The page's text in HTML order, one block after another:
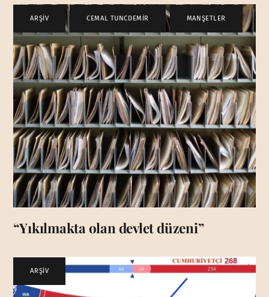
ARŞİV CEMAL TUNCDEMİR , MANŞETLER
“Yıkılmakta olan devlet düzeni”
ARŞİV